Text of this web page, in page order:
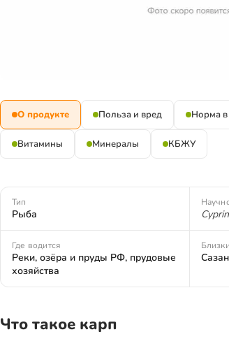
О продукте Польза и вред Норма
Витамины Минералы КБЖУ
Тип
Рыба
Где водится
Реки, озёра и пруды РФ, прудовые
хозяйства
Что такое карп